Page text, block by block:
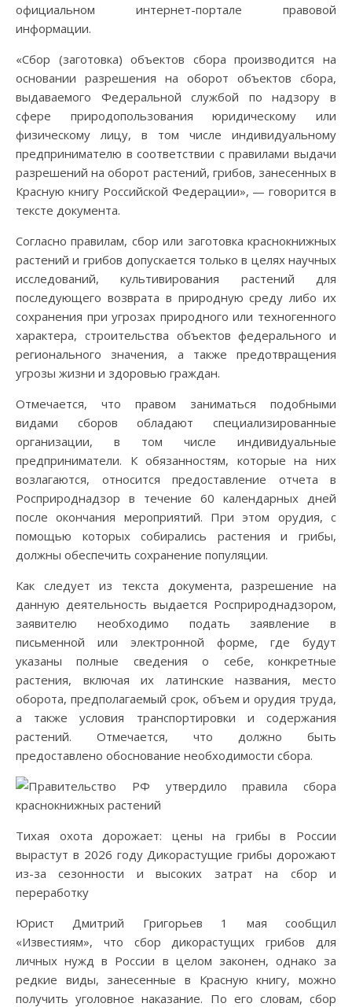
официальном интернет-портале правовой
информации.
«Сбор (заготовка) объектов сбора производится на
основании разрешения на оборот объектов сбора,
выдаваемого Федеральной службой по надзору в
сфере природопользования юридическому или
физическому лицу, в том числе индивидуальному
предпринимателю в соответствии с правилами выдачи
разрешений на оборот растений, грибов, занесенных в
Красную книгу Российской Федерации», — говорится в
тексте документа.
Согласно правилам, сбор или заготовка краснокнижных
растений и грибов допускается только в целях научных
исследований, культивирования растений для
последующего возврата в природную среду либо их
сохранения при угрозах природного или техногенного
характера, строительства объектов федерального и
регионального значения, а также предотвращения
угрозы жизни и здоровью граждан.
Отмечается, что правом заниматься подобными
видами сборов обладают специализированные
организации, в том числе индивидуальные
предприниматели. К обязанностям, которые на них
возлагаются, относится предоставление отчета в
Росприроднадзор в течение 60 календарных дней
после окончания мероприятий. При этом орудия, с
помощью которых собирались растения и грибы,
должны обеспечить сохранение популяции.
Как следует из текста документа, разрешение на
данную деятельность выдается Росприроднадзором,
заявителю необходимо подать заявление в
письменной или электронной форме, где будут
указаны полные сведения о себе, конкретные
растения, включая их латинские названия, место
оборота, предполагаемый срок, объем и орудия труда,
а также условия транспортировки и содержания
растений. Отмечается, что должно быть
предоставлено обоснование необходимости сбора.
Тихая охота дорожает: цены на грибы в России
вырастут в 2026 году Дикорастущие грибы дорожают
из-за сезонности и высоких затрат на сбор и
переработку
Юрист Дмитрий Григорьев 1 мая сообщил
«Известиям», что сбор дикорастущих грибов для
личных нужд в России в целом законен, однако за
редкие виды, занесенные в Красную книгу, можно
получить уголовное наказание. По его словам, сбор